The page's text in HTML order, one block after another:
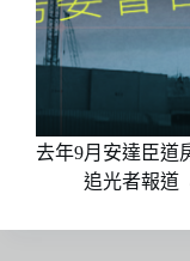
去年9月安達臣道
追光者報道